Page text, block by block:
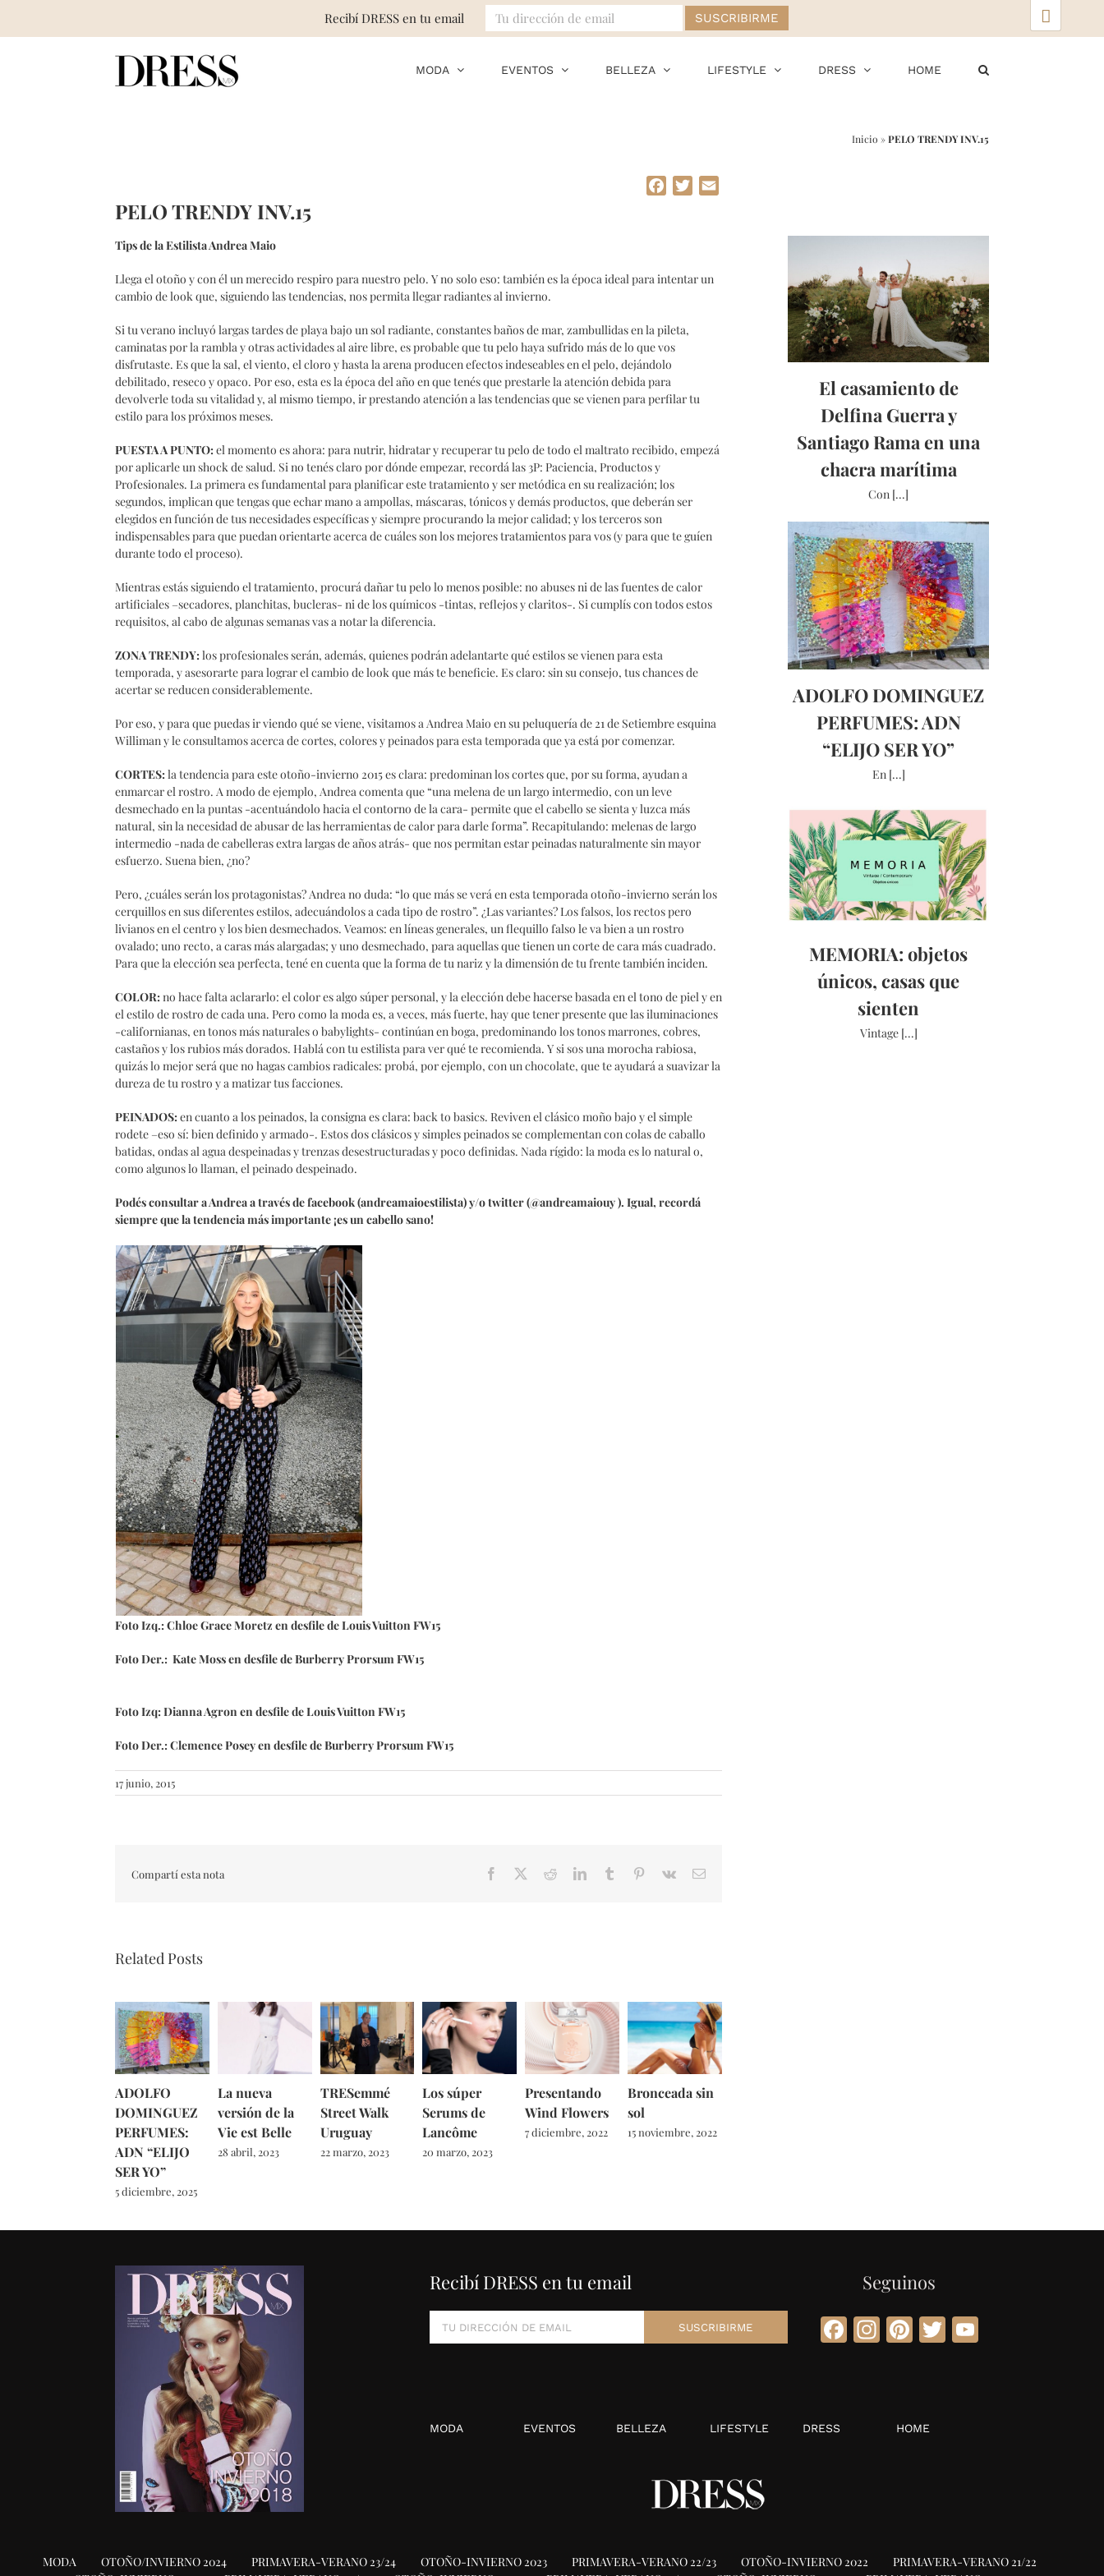
MODA EVENTOS BELLEZA LIFESTYLE DRESS HOME
Inicio »PELO TRENDY INV.15
Facebook
Twitter
PELO TRENDY INV.15
Tips de la Estilista Andrea Maio
Llega el otoño y con él un merecido respiro para nuestro pelo. Y no solo eso: también es la época ideal para intentar un
cambio de look que, siguiendo las tendencias, nos permita llegar radiantes al invierno.
Si tu verano incluyó largas tardes de playa bajo un sol radiante, constantes baños de mar, zambullidas en la pileta,
caminatas por la rambla y otras actividades al aire libre, es probable que tu pelo haya sufrido más de lo que vos
disfrutaste. Es que la sal, el viento, el cloro y hasta la arena producen efectos indeseables en el pelo, dejándolo
debilitado, reseco y opaco. Por eso, esta es la época del año en que tenés que prestarle la atención debida para
devolverle toda su vitalidad y, al mismo tiempo, ir prestando atención a las tendencias que se vienen para perfilar tu
estilo para los próximos meses.
PUESTA A PUNTO:el momento es ahora: para nutrir, hidratar y recuperar tu pelo de todo el maltrato recibido, empezá
por aplicarle un shock de salud. Si no tenés claro por dónde empezar, recordá las 3P: Paciencia, Productos y
Profesionales. La primera es fundamental para planificar este tratamiento y ser metódica en su realización; los
segundos, implican que tengas que echar mano a ampollas, máscaras, tónicos y demás productos, que deberán ser
elegidos en función de tus necesidades específicas y siempre procurando la mejor calidad; y los terceros son
indispensables para que puedan orientarte acerca de cuáles son los mejores tratamientos para vos (y para que te guíen
durante todo el proceso).
Mientras estás siguiendo el tratamiento, procurá dañar tu pelo lo menos posible: no abuses ni de las fuentes de calor
artificiales –secadores, planchitas, bucleras- ni de los químicos -tintas, reflejos y claritos-. Si cumplís con todos estos
requisitos, al cabo de algunas semanas vas a notar la diferencia.
ZONA TRENDY:los profesionales serán, además, quienes podrán adelantarte qué estilos se vienen para esta
temporada, y asesorarte para lograr el cambio de look que más te beneficie. Es claro: sin su consejo, tus chances de
acertar se reducen considerablemente.
Por eso, y para que puedas ir viendo qué se viene, visitamos a Andrea Maio en su peluquería de 21 de Setiembre esquina
Williman y le consultamos acerca de cortes, colores y peinados para esta temporada que ya está por comenzar.
CORTES:la tendencia para este otoño-invierno 2015 es clara: predominan los cortes que, por su forma, ayudan a
enmarcar el rostro. A modo de ejemplo, Andrea comenta que “una melena de un largo intermedio, con un leve
desmechado en la puntas -acentuándolo hacia el contorno de la cara- permite que el cabello se sienta y luzca más
natural, sin la necesidad de abusar de las herramientas de calor para darle forma”. Recapitulando: melenas de largo
intermedio -nada de cabelleras extra largas de años atrás- que nos permitan estar peinadas naturalmente sin mayor
esfuerzo. Suena bien, ¿no?
Pero, ¿cuáles serán los protagonistas? Andrea no duda: “lo que más se verá en esta temporada otoño-invierno serán los
cerquillos en sus diferentes estilos, adecuándolos a cada tipo de rostro”. ¿Las variantes? Los falsos, los rectos pero
livianos en el centro y los bien desmechados. Veamos: en líneas generales, un flequillo falso le va bien a un rostro
ovalado; uno recto, a caras más alargadas; y uno desmechado, para aquellas que tienen un corte de cara más cuadrado.
Para que la elección sea perfecta, tené en cuenta que la forma de tu nariz y la dimensión de tu frente también inciden.
COLOR:no hace falta aclararlo: el color es algo súper personal, y la elección debe hacerse basada en el tono de piel y en
el estilo de rostro de cada una. Pero como la moda es, a veces, más fuerte, hay que tener presente que las iluminaciones
-californianas, en tonos más naturales o babylights- continúan en boga, predominando los tonos marrones, cobres,
castaños y los rubios más dorados. Hablá con tu estilista para ver qué te recomienda. Y si sos una morocha rabiosa,
quizás lo mejor será que no hagas cambios radicales: probá, por ejemplo, con un chocolate, que te ayudará a suavizar la
dureza de tu rostro y a matizar tus facciones.
PEINADOS:en cuanto a los peinados, la consigna es clara: back to basics. Reviven el clásico moño bajo y el simple
rodete –eso sí: bien definido y armado-. Estos dos clásicos y simples peinados se complementan con colas de caballo
batidas, ondas al agua despeinadas y trenzas desestructuradas y poco definidas. Nada rígido: la moda es lo natural o,
como algunos lo llaman, el peinado despeinado.
Podés consultar a Andrea a través de facebook (andreamaioestilista) y/o twitter (@andreamaiouy ). Igual, recordá
siempre que la tendencia más importante ¡es un cabello sano!
Foto Izq.: Chloe Grace Moretz en desfile de Louis Vuitton FW15
Foto Der.: Kate Moss en desfile de Burberry Prorsum FW15
Foto Izq: Dianna Agron en desfile de Louis Vuitton FW15
Foto Der.: Clemence Posey en desfile de Burberry Prorsum FW15
17 junio, 2015
Compartí esta nota Facebook RedditLinkedInTumblr Pinterest
Vk Email
Related Posts
ADOLFO
DOMINGUEZ
PERFUMES:
ADN “ELIJO
SER YO”
5 diciembre, 2025
La nueva
versión de la
Vie est Belle
28 abril, 2023
TRESemmé
Street Walk
Uruguay
22 marzo, 2023
Los súper
Serums de
Lancôme
20 marzo, 2023
Presentando
Wind Flowers
7 diciembre, 2022
Bronceada sin
sol
15 noviembre, 2022
El casamiento de
Delfina Guerra y
Santiago Rama en una
chacra marítima
Con [...]
ADOLFO DOMINGUEZ
PERFUMES: ADN
“ELIJO SER YO”
En [...]
MEMORIA: objetos
únicos, casas que
sienten
Vintage [...]
Recibí DRESS en tu email Seguinos
Facebook
Instagram
Pinterest
TwitterYouTube
MODA EVENTOS BELLEZA LIFESTYLE DRESS HOME
MODA OTOÑO/INVIERNO 2024 PRIMAVERA-VERANO 23/24 OTOÑO-INVIERNO 2023 PRIMAVERA-VERANO 22/23 OTOÑO-INVIERNO 2022
PRIMAVERA-VERANO 21/22
Recibí DRESS en tu email